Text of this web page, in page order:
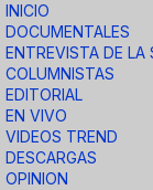
INICIO
DOCUMENTALES
ENTREVISTA DE LA
COLUMNISTAS
EDITORIAL
EN VIVO
VIDEOS TREND
DESCARGAS
OPINION